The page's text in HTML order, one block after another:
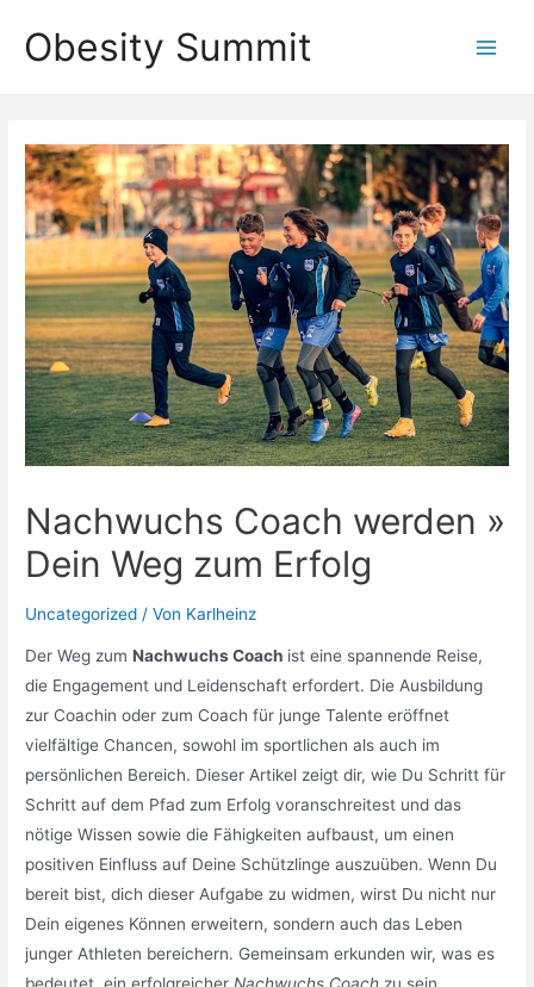
InhaltObesity Summit
Nachwuchs Coach werden »
Dein Weg zum Erfolg
Uncategorized / Von Karlheinz
Der Weg zumNachwuchs Coach ist eine spannende Reise,
die Engagement und Leidenschaft erfordert. Die Ausbildung
zur Coachin oder zum Coach für junge Talente eröffnet
vielfältige Chancen, sowohl im sportlichen als auch im
persönlichen Bereich. Dieser Artikel zeigt dir, wie Du Schritt für
Schritt auf dem Pfad zum Erfolg voranschreitest und das
nötige Wissen sowie die Fähigkeiten aufbaust, um einen
positiven Einfluss auf Deine Schützlinge auszuüben. Wenn Du
bereit bist, dich dieser Aufgabe zu widmen, wirst Du nicht nur
Dein eigenes Können erweitern, sondern auch das Leben
junger Athleten bereichern. Gemeinsam erkunden wir, was es